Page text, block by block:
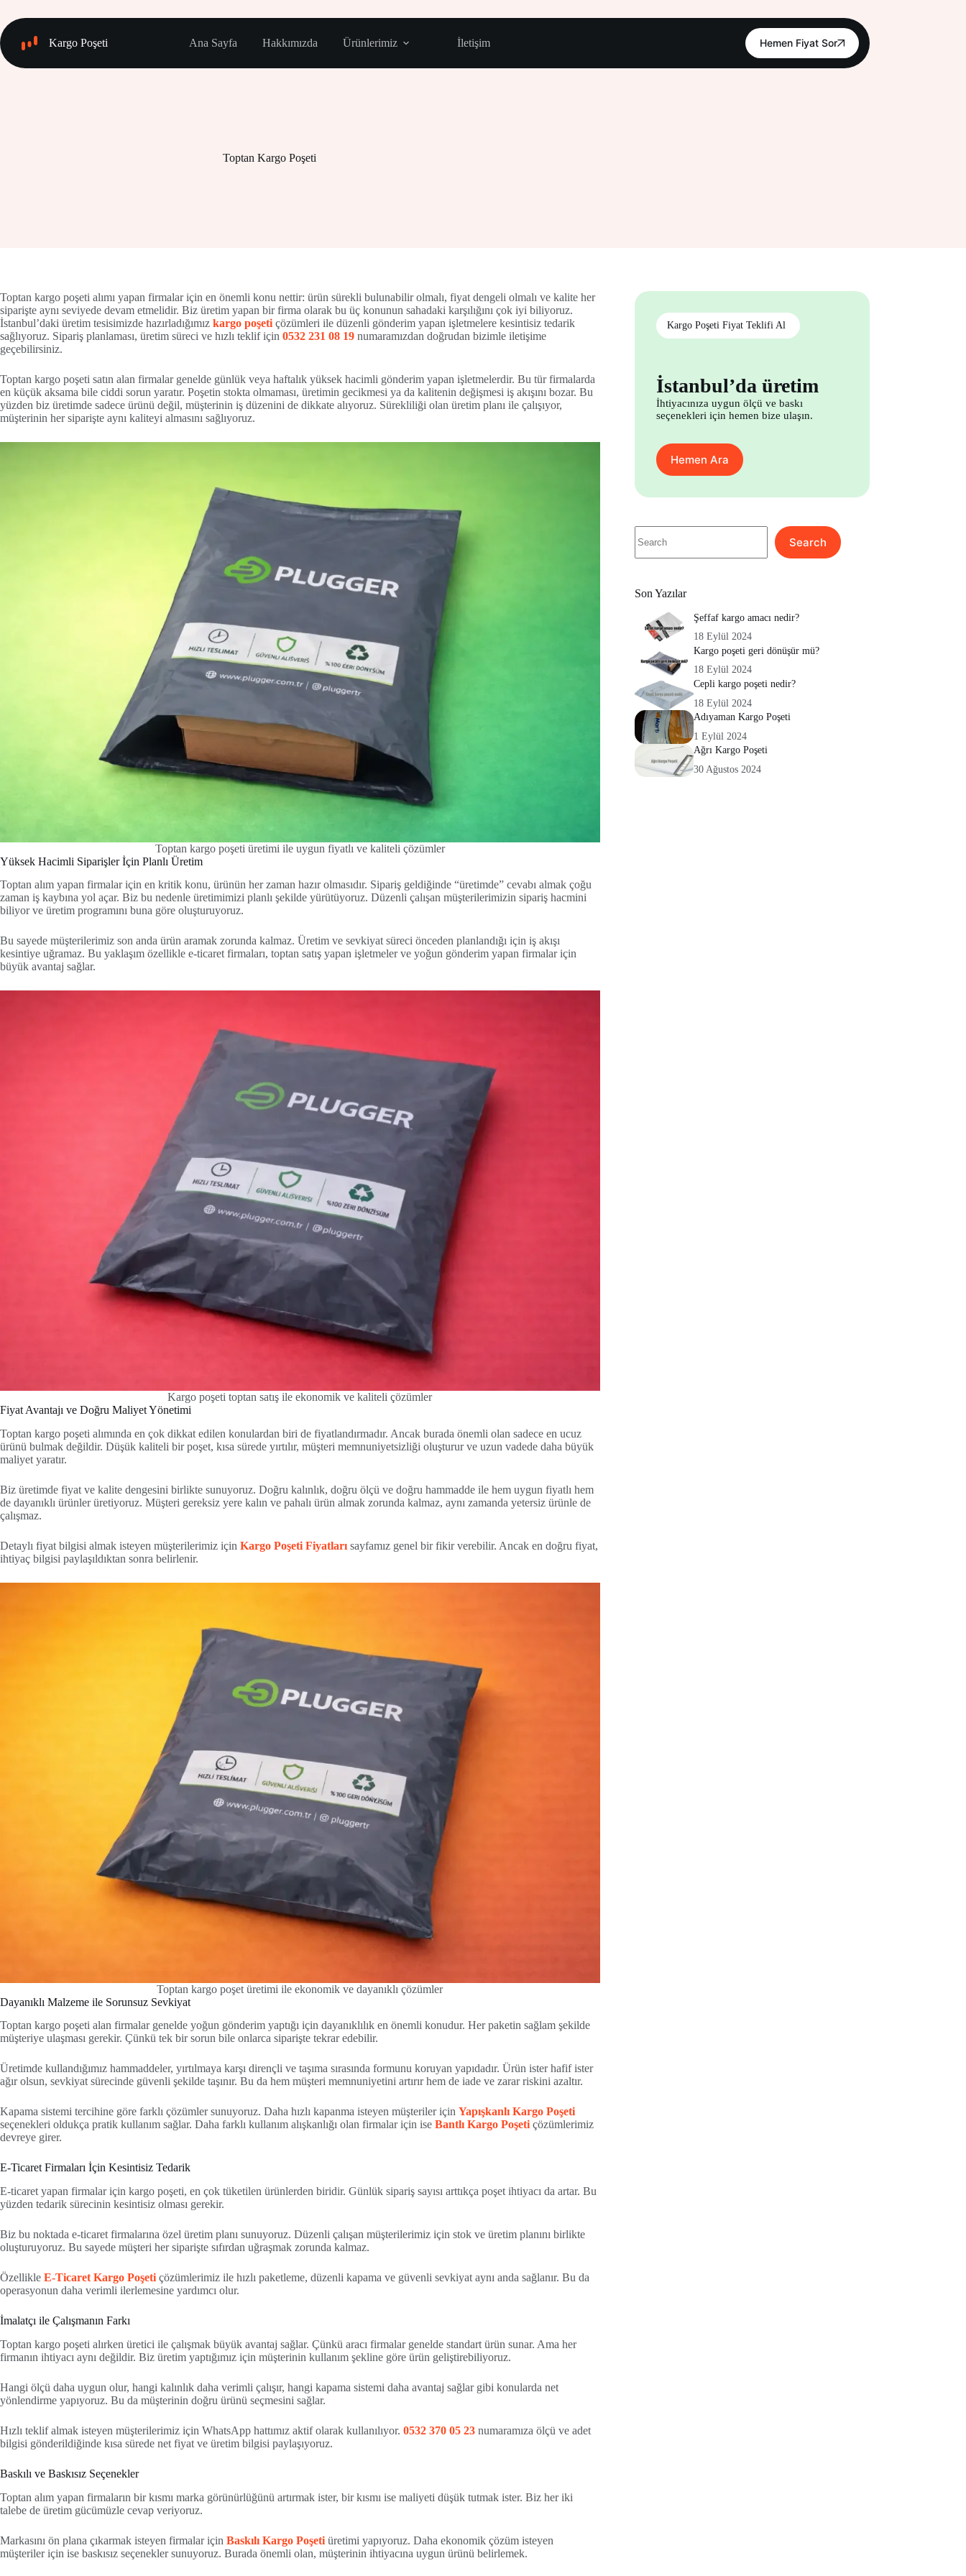
content
Kargo Poşeti
Ana Sayfa Hakkımızda Ürünlerimiz İletişim Hemen Fiyat Sor
Toptan Kargo Poşeti
Toptan kargo poşeti alımı yapan firmalar için en önemli konu nettir: ürün sürekli bulunabilir olmalı, fiyat dengeli olmalı ve kalite her
siparişte aynı seviyede devam etmelidir. Biz üretim yapan bir firma olarak bu üç konunun sahadaki karşılığını çok iyi biliyoruz.
İstanbul’daki üretim tesisimizde hazırladığımız kargo poşeti çözümleri ile düzenli gönderim yapan işletmelere kesintisiz tedarik
sağlıyoruz. Sipariş planlaması, üretim süreci ve hızlı teklif için 0532 231 08 19 numaramızdan doğrudan bizimle iletişime
geçebilirsiniz.
Toptan kargo poşeti satın alan firmalar genelde günlük veya haftalık yüksek hacimli gönderim yapan işletmelerdir. Bu tür firmalarda
en küçük aksama bile ciddi sorun yaratır. Poşetin stokta olmaması, üretimin gecikmesi ya da kalitenin değişmesi iş akışını bozar. Bu
yüzden biz üretimde sadece ürünü değil, müşterinin iş düzenini de dikkate alıyoruz. Sürekliliği olan üretim planı ile çalışıyor,
müşterinin her siparişte aynı kaliteyi almasını sağlıyoruz.
Toptan kargo poşeti üretimi ile uygun fiyatlı ve kaliteli çözümler
Yüksek Hacimli Siparişler İçin Planlı Üretim
Toptan alım yapan firmalar için en kritik konu, ürünün her zaman hazır olmasıdır. Sipariş geldiğinde “üretimde” cevabı almak çoğu
zaman iş kaybına yol açar. Biz bu nedenle üretimimizi planlı şekilde yürütüyoruz. Düzenli çalışan müşterilerimizin sipariş hacmini
biliyor ve üretim programını buna göre oluşturuyoruz.
Bu sayede müşterilerimiz son anda ürün aramak zorunda kalmaz. Üretim ve sevkiyat süreci önceden planlandığı için iş akışı
kesintiye uğramaz. Bu yaklaşım özellikle e-ticaret firmaları, toptan satış yapan işletmeler ve yoğun gönderim yapan firmalar için
büyük avantaj sağlar.
Kargo poşeti toptan satış ile ekonomik ve kaliteli çözümler
Fiyat Avantajı ve Doğru Maliyet Yönetimi
Toptan kargo poşeti alımında en çok dikkat edilen konulardan biri de fiyatlandırmadır. Ancak burada önemli olan sadece en ucuz
ürünü bulmak değildir. Düşük kaliteli bir poşet, kısa sürede yırtılır, müşteri memnuniyetsizliği oluşturur ve uzun vadede daha büyük
maliyet yaratır.
Biz üretimde fiyat ve kalite dengesini birlikte sunuyoruz. Doğru kalınlık, doğru ölçü ve doğru hammadde ile hem uygun fiyatlı hem
de dayanıklı ürünler üretiyoruz. Müşteri gereksiz yere kalın ve pahalı ürün almak zorunda kalmaz, aynı zamanda yetersiz ürünle de
çalışmaz.
Detaylı fiyat bilgisi almak isteyen müşterilerimiz için Kargo Poşeti Fiyatları sayfamız genel bir fikir verebilir. Ancak en doğru fiyat,
ihtiyaç bilgisi paylaşıldıktan sonra belirlenir.
Toptan kargo poşet üretimi ile ekonomik ve dayanıklı çözümler
Dayanıklı Malzeme ile Sorunsuz Sevkiyat
Toptan kargo poşeti alan firmalar genelde yoğun gönderim yaptığı için dayanıklılık en önemli konudur. Her paketin sağlam şekilde
müşteriye ulaşması gerekir. Çünkü tek bir sorun bile onlarca siparişte tekrar edebilir.
Üretimde kullandığımız hammaddeler, yırtılmaya karşı dirençli ve taşıma sırasında formunu koruyan yapıdadır. Ürün ister hafif ister
ağır olsun, sevkiyat sürecinde güvenli şekilde taşınır. Bu da hem müşteri memnuniyetini artırır hem de iade ve zarar riskini azaltır.
Kapama sistemi tercihine göre farklı çözümler sunuyoruz. Daha hızlı kapanma isteyen müşteriler için Yapışkanlı Kargo Poşeti
seçenekleri oldukça pratik kullanım sağlar. Daha farklı kullanım alışkanlığı olan firmalar için ise Bantlı Kargo Poşetiçözümlerimiz
devreye girer.
E-Ticaret Firmaları İçin Kesintisiz Tedarik
E-ticaret yapan firmalar için kargo poşeti, en çok tüketilen ürünlerden biridir. Günlük sipariş sayısı arttıkça poşet ihtiyacı da artar. Bu
yüzden tedarik sürecinin kesintisiz olması gerekir.
Biz bu noktada e-ticaret firmalarına özel üretim planı sunuyoruz. Düzenli çalışan müşterilerimiz için stok ve üretim planını birlikte
oluşturuyoruz. Bu sayede müşteri her siparişte sıfırdan uğraşmak zorunda kalmaz.
Özellikle E-Ticaret Kargo Poşeti çözümlerimiz ile hızlı paketleme, düzenli kapama ve güvenli sevkiyat aynı anda sağlanır. Bu da
operasyonun daha verimli ilerlemesine yardımcı olur.
İmalatçı ile Çalışmanın Farkı
Toptan kargo poşeti alırken üretici ile çalışmak büyük avantaj sağlar. Çünkü aracı firmalar genelde standart ürün sunar. Ama her
firmanın ihtiyacı aynı değildir. Biz üretim yaptığımız için müşterinin kullanım şekline göre ürün geliştirebiliyoruz.
Hangi ölçü daha uygun olur, hangi kalınlık daha verimli çalışır, hangi kapama sistemi daha avantaj sağlar gibi konularda net
yönlendirme yapıyoruz. Bu da müşterinin doğru ürünü seçmesini sağlar.
Hızlı teklif almak isteyen müşterilerimiz için WhatsApp hattımız aktif olarak kullanılıyor. 0532 370 05 23 numaramıza ölçü ve adet
bilgisi gönderildiğinde kısa sürede net fiyat ve üretim bilgisi paylaşıyoruz.
Baskılı ve Baskısız Seçenekler
Toptan alım yapan firmaların bir kısmı marka görünürlüğünü artırmak ister, bir kısmı ise maliyeti düşük tutmak ister. Biz her iki
talebe de üretim gücümüzle cevap veriyoruz.
Markasını ön plana çıkarmak isteyen firmalar için Baskılı Kargo Poşeti üretimi yapıyoruz. Daha ekonomik çözüm isteyen
müşteriler için ise baskısız seçenekler sunuyoruz. Burada önemli olan, müşterinin ihtiyacına uygun ürünü belirlemek.
Kargo Poşeti Fiyat Teklifi Al
İstanbul’da üretim
İhtiyacınıza uygun ölçü ve baskı
seçenekleri için hemen bize ulaşın.
Hemen Ara
Search
results
Son Yazılar
Şeffaf kargo amacı nedir?
18 Eylül 2024
Kargo poşeti geri dönüşür mü?
18 Eylül 2024
Cepli kargo poşeti nedir?
18 Eylül 2024
Adıyaman Kargo Poşeti
1 Eylül 2024
Ağrı Kargo Poşeti
30 Ağustos 2024